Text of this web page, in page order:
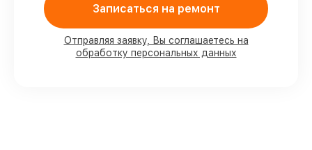
присутствии
90%
запчастей Venox есть в наличии в
мастерской или на складе в Нижнем
Новгороде, остальные поступают
Записаться на ремонт
Отправляя заявку, Вы соглашаетесь на
обработку персональных данных